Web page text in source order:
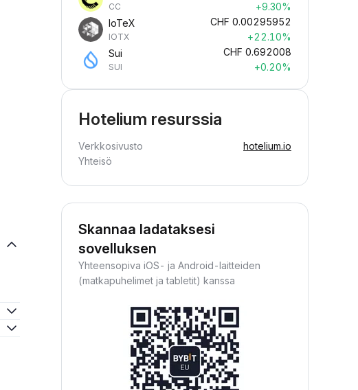
CC
+9.30%
IoTeX
IOTX
CHF 0.00295952
+22.10%
Sui
SUI
CHF 0.692008
+0.20%
Hotelium resurssia
Verkkosivusto
hotelium.io
Yhteisö
Skannaa ladataksesi
sovelluksen
Yhteensopiva iOS- ja Android-laitteiden
(matkapuhelimet ja tabletit) kanssa